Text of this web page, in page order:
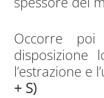
Occorre
disposizione
l’estrazione e
+ S)